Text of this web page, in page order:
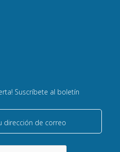
Suscríbete al boletín
dirección de correo